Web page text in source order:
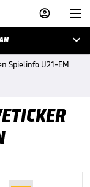



Spielinfo U21-EM